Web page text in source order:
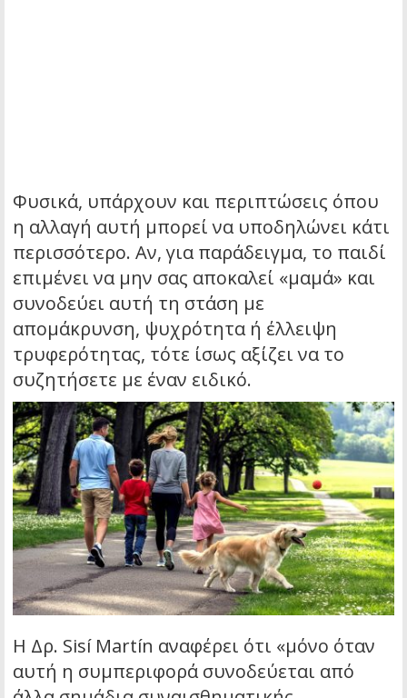
Φυσικά, υπάρχουν και περιπτώσεις όπου
η αλλαγή αυτή μπορεί να υποδηλώνει κάτι
περισσότερο. Αν, για παράδειγμα, το παιδί
επιμένει να μην σας αποκαλεί «μαμά» και
συνοδεύει αυτή τη στάση με
απομάκρυνση, ψυχρότητα ή έλλειψη
τρυφερότητας, τότε ίσως αξίζει να το
συζητήσετε με έναν ειδικό.
Η Δρ. Sisí Martín αναφέρει ότι «μόνο όταν
αυτή η συμπεριφορά συνοδεύεται από